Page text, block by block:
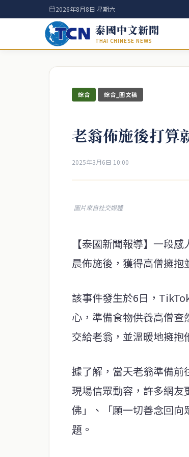
2026年8月8日 星期六
泰國中文新聞
THAI CHINESE NEWS
綜合 綜合_圖文稿
老翁佈施後打算
2025年3月6日 10:00
圖片來自社交媒體
【泰國新聞報導】一段
晨佈施後，獲得高僧擁抱
該事件發生於6日，
心，準備食物供養高僧
交給老翁，並溫暖地擁抱
據了解，當天老翁準備前
現場信眾動容，許多網友
佛」、「願一切善念回向
題。